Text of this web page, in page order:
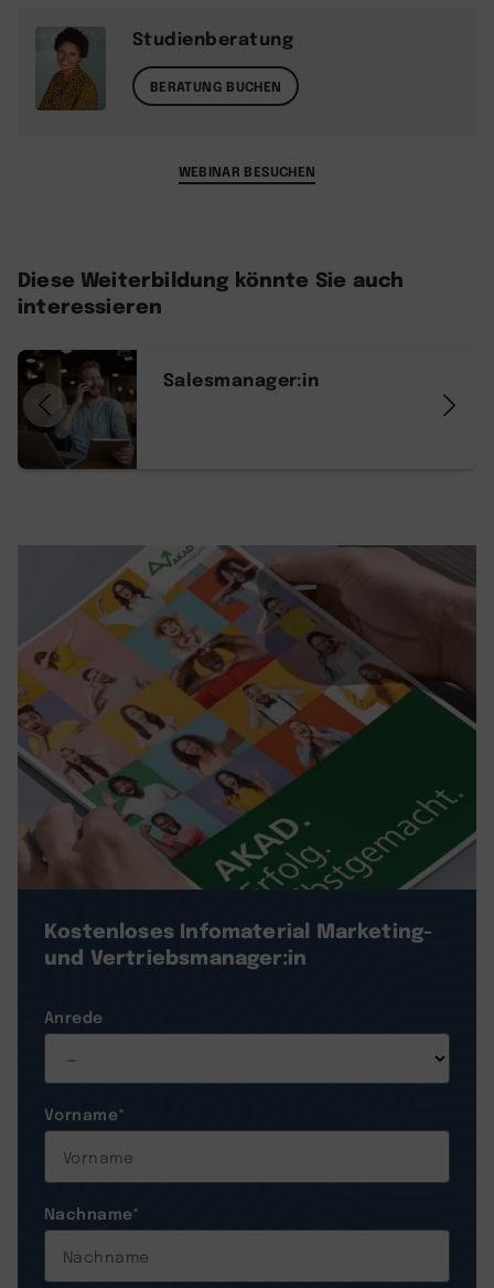
Studienberatung
BERATUNG BUCHEN
WEBINAR BESUCHEN
Diese Weiterbildung könnte Sie auch
interessieren
Salesmanager:in
Kostenloses Infomaterial Marketing-
und Vertriebsmanager:in
Anrede
Vorname*
Nachname*